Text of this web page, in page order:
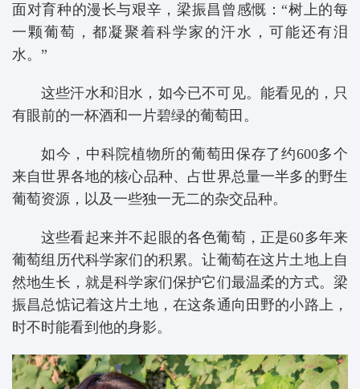
面对育种的漫长与艰辛，梁振昌曾感慨：“树上的每
一颗葡萄，都凝聚着科学家的汗水，可能还有泪
水。”
这些汗水和泪水，如今已不可见。能看见的，只
有眼前的一杯酒和一片碧绿的葡萄田。
如今，中科院植物所的葡萄田保存了约600多个
来自世界各地的核心品种、占世界总量一半多的野生
葡萄资源，以及一些独一无二的杂交品种。
这些看起来并不起眼的各色葡萄，正是60多年来
葡萄组历代科学家们的积累。让葡萄在这片土地上自
然地生长，就是科学家们保护它们最温柔的方式。梁
振昌总惦记着这片土地，在这条通向田野的小路上，
时不时能看到他的身影。